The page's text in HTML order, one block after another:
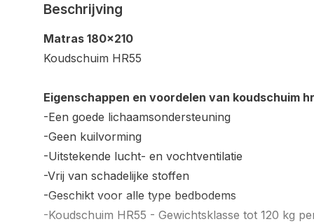
Beschrijving
Matras 180x210
Koudschuim HR55
Eigenschappen en voordelen van koudschuim
-Een goede lichaamsondersteuning
-Geen kuilvorming
-Uitstekende lucht- en vochtventilatie
-Vrij van schadelijke stoffen
-Geschikt voor alle type bedbodems
-Koudschuim HR55 - Gewichtsklasse tot 120 kg